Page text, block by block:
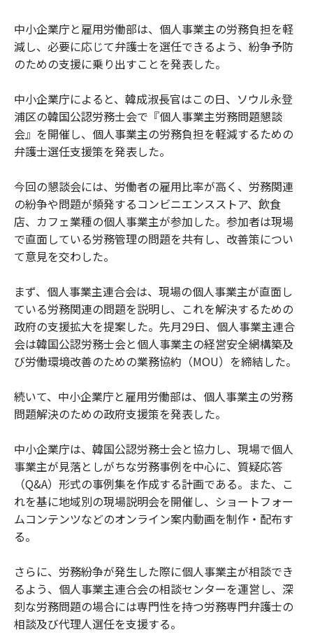
中小企業庁と雇用労働部は、個人事業主の労務負担を軽
減し、必要に応じて弁護士を選任できるよう、紛争予防
のための支援に乗り出すことを発表した。
中小企業庁によると、韓成淑長官はこの日、ソウル永登
浦区の韓国公認労務士会で『個人事業主労務問題懇談
会』を開催し、個人事業主の労務負担を軽減するための
弁護士選任支援策を発表した。
今回の懇談会には、労働者の雇用比率が高く、労務関連
の紛争や問題が頻発するコンビニエンスストア、飲食
店、カフェ業種の個人事業主が参加した。参加者は現場
で直面している労務管理の問題を共有し、改善策につい
て意見を交わした。
まず、個人事業主連合会は、現場の個人事業主が直面し
ている労務関連の問題を説明し、これを解決するための
政府の支援拡大を提案した。先月29日、個人事業主連合
会は韓国公認労務士会と個人事業主の経営安全網構築及
び労働環境改善のための業務協約（MOU）を締結した。
続いて、中小企業庁と雇用労働部は、個人事業主の労務
問題解決のための政府支援策を発表した。
中小企業庁は、韓国公認労務士会と協力し、現場で個人
事業主が見落としがちな労務事例を中心に、質疑応答
（Q&A）形式の事例集を作成する計画である。また、こ
れを基に地域別の現場説明会を開催し、ショートフォー
ムコンテンツなどのオンライン案内動画を制作・配布す
る。
さらに、労務紛争が発生した際に個人事業主が相談でき
るよう、個人事業主連合会の相談センターを運営し、深
刻な労務問題の場合には専門性を持つ労務専門弁護士の
相談及び代理人選任を支援する。